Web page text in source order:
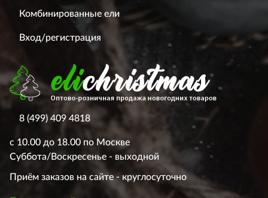
Комбинированные ели
Вход/регистрация
8 (499) 409 4818
с 10.00 до 18.00 по Москве
Суббота/Воскресенье - выходной
Приём заказов на сайте - круглосуточно